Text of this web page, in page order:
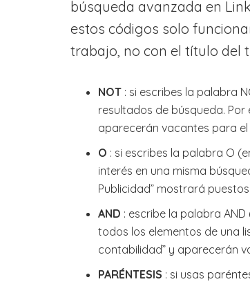
búsqueda avanzada en
estos códigos solo
trabajo, no con el título del
NOT : si escribes la palabra
resultados de búsqueda. Por
aparecerán vacantes para
O : si escribes la palabra O
interés en una misma
Publicidad” mostrará
AND : escribe la palabra
todos los elementos de una
contabilidad” y aparecerán
PARÉNTESIS : si usas